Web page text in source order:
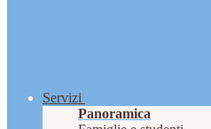
Servizi
Panoramica